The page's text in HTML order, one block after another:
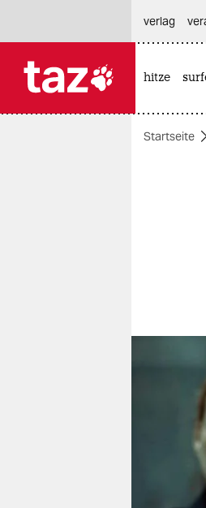
themen
berlin
verlag
hitze
Startseite